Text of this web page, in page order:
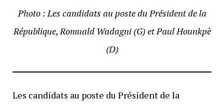
Photo : Les candidats au poste du Président de la
République, Romuald Wadagni (G) et Paul Hounkpè
(D)
Les candidats au poste du Président de la